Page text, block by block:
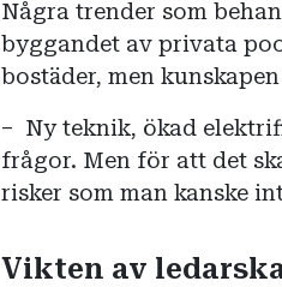
Några trender som
byggandet av privata
bostäder, men
– Ny teknik, ökad
frågor. Men för att det
risker som man kanske
Vikten av